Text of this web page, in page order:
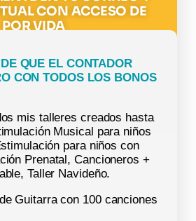
CON ACCESO DE
POR VIDA
QUE EL CONTADOR
CON TODOS LOS BONOS
mis talleres creados hasta
Musical para niños
para niños con
Prenatal, Cancioneros +
Taller Navideño.
Guitarra con 100 canciones